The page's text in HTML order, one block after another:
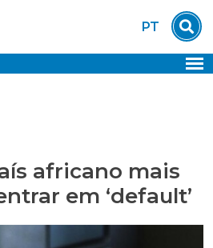
PT
africano mais
em ‘default’